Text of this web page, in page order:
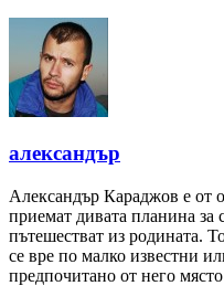
александър
Александър Караджов е от
приемат дивата планина за
пътешестват из родината.
се вре по малко известни
предпочитано от него